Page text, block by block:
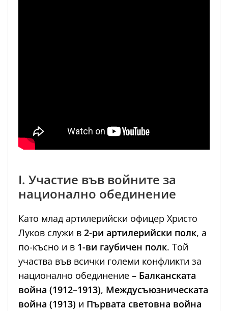
I. Участие във войните за
национално обединение
Като млад артилерийски офицер Христо
Луков служи в 2-ри артилерийски полк, а
по-късно и в 1-ви гаубичен полк. Той
участва във всички големи конфликти за
национално обединение – Балканската
война (1912–1913), Междусъюзническата
война (1913) и Първата световна война